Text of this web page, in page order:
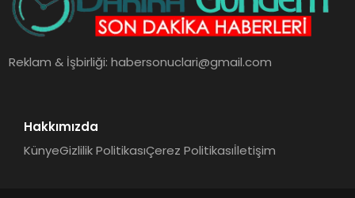
Reklam & İşbirliği:habersonuclari@gmail.com
Hakkımızda
KünyeGizlilik PolitikasıÇerez Politikasıİletişim